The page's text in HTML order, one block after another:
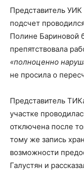
Представитель УИК
подсчет
Полине Бариновой
препятствовала
«полноценно
не просила о
Представитель
участке
отключена после
тому же запись
возможности
Галустян и